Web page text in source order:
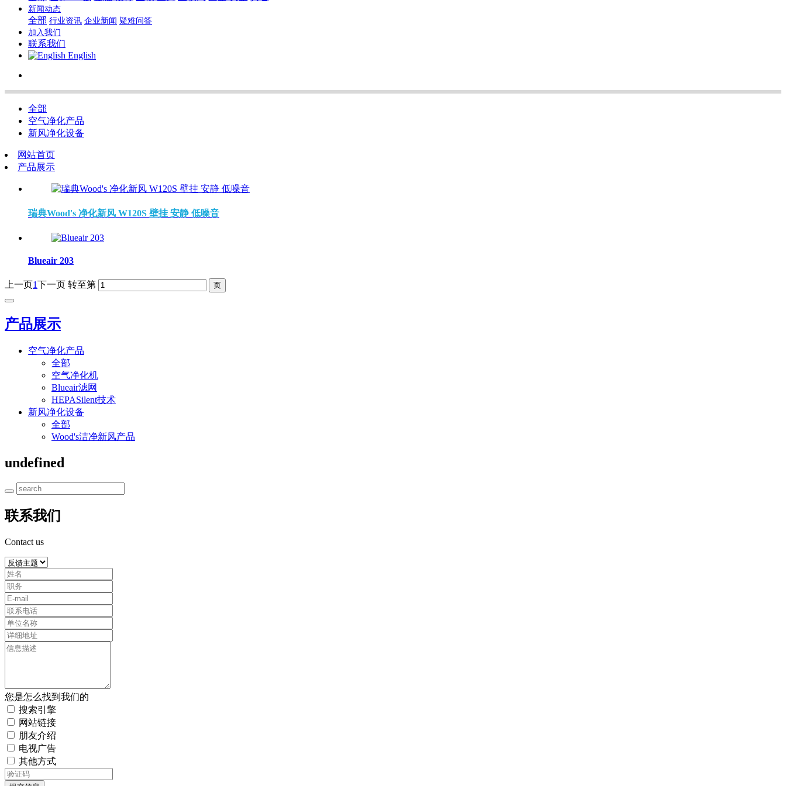
新闻动态
全部 行业资讯 企业新闻 疑难问答
加入我们
联系我们
English
全部
空气净化产品
新风净化设备
网站首页
产品展示
瑞典Wood's 净化新风 W120S 壁挂 安静 低噪音
Blueair 203
上一页1下一页 转至第
产品展示
空气净化产品
全部
空气净化机
Blueair滤网
HEPASilent技术
新风净化设备
全部
Wood's洁净新风产品
undefined
联系我们
Contact us
您是怎么找到我们的
搜索引擎
网站链接
朋友介绍
电视广告
其他方式